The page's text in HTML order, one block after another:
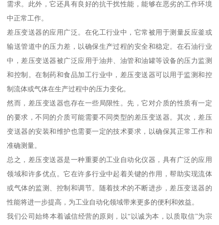
需求。此外，它还具有良好的抗干扰性能，能够在恶劣的工作环境
中正常工作。
差压变送器的应用广泛。在化工行业中，它常被用于测量反应釜或
输送管道中的压力差，以确保生产过程的安全和稳定。在石油行业
中，差压变送器被广泛应用于油井、油管和油罐等设备的压力监测
和控制。在制药和食品加工行业中，差压变送器可以用于监测和控
制流体或气体在生产过程中的压力变化。
然而，差压变送器也存在一些局限性。先，它对介质的性质有一定
的要求，不同的介质可能需要不同类型的差压变送器。其次，差压
变送器的安装和维护也需要一定的技术要求，以确保其正常工作和
准确测量。
总之，差压变送器是一种重要的工业自动化仪器，具有广泛的应用
领域和许多优点。它在许多行业中起着关键的作用，帮助实现流体
或气体的监测、控制和调节。随着技术的不断进步，差压变送器的
性能将进一步提高，为工业自动化领域带来更多的便利和效益。
我们公司始终本着诚信经营的原则，以“以诚为本，以质取信”为宗